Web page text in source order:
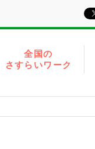
全国の
さすらいワーク